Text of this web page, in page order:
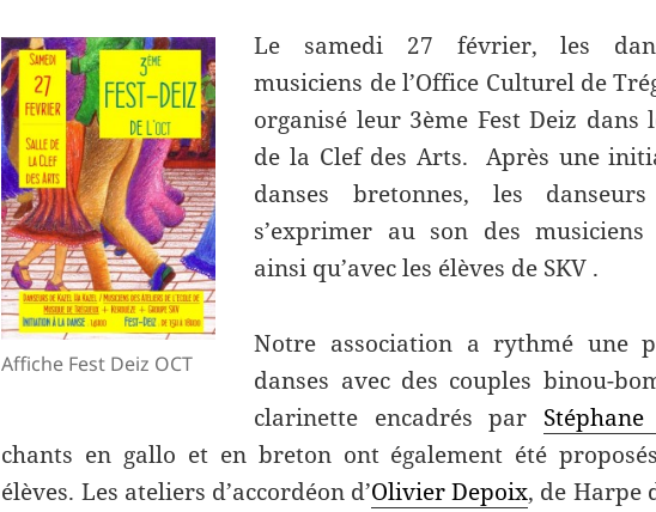
Affiche Fest Deiz OCT
Le samedi 27 février, les
musiciens de l’Office Culturel de
organisé leur 3ème Fest Deiz dans
de la Clef des Arts. Après une
danses bretonnes, les
s’exprimer au son des musiciens
ainsi qu’avec les élèves de SKV .
Notre association a rythmé une
danses avec des couples binou-
clarinette encadrés par
chants en gallo et en breton ont également été
élèves. Les ateliers d’accordéon d’Olivier Depoix, de Harpe